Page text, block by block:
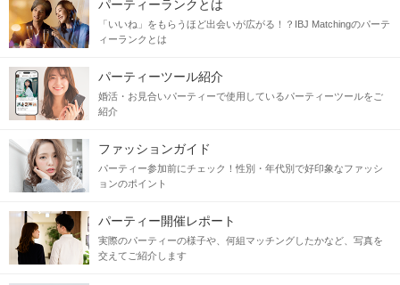
パーティーランクとは
「いいね」をもらうほど出会いが広がる！？IBJ Matchingのパーテ
ィーランクとは
パーティーツール紹介
婚活・お見合いパーティーで使用しているパーティーツールをご
紹介
ファッションガイド
パーティー参加前にチェック！性別・年代別で好印象なファッシ
ョンのポイント
パーティー開催レポート
実際のパーティーの様子や、何組マッチングしたかなど、写真を
交えてご紹介します